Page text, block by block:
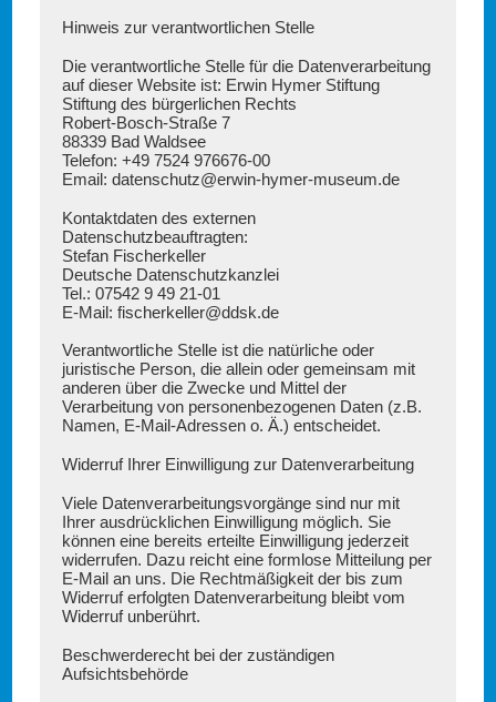
Hinweis zur verantwortlichen Stelle
Die verantwortliche Stelle für die Datenverarbeitung
auf dieser Website ist: Erwin Hymer Stiftung
Stiftung des bürgerlichen Rechts
Robert-Bosch-Straße 7
88339 Bad Waldsee
Telefon: +49 7524 976676-00
Email: datenschutz@erwin-hymer-museum.de
Kontaktdaten des externen
Datenschutzbeauftragten:
Stefan Fischerkeller
Deutsche Datenschutzkanzlei
Tel.: 07542 9 49 21-01
E-Mail:fischerkeller@ddsk.de
Verantwortliche Stelle ist die natürliche oder
juristische Person, die allein oder gemeinsam mit
anderen über die Zwecke und Mittel der
Verarbeitung von personenbezogenen Daten (z.B.
Namen, E-Mail-Adressen o. Ä.) entscheidet.
Widerruf Ihrer Einwilligung zur Datenverarbeitung
Viele Datenverarbeitungsvorgänge sind nur mit
Ihrer ausdrücklichen Einwilligung möglich. Sie
können eine bereits erteilte Einwilligung jederzeit
widerrufen. Dazu reicht eine formlose Mitteilung per
E-Mail an uns. Die Rechtmäßigkeit der bis zum
Widerruf erfolgten Datenverarbeitung bleibt vom
Widerruf unberührt.
Beschwerderecht bei der zuständigen
Aufsichtsbehörde